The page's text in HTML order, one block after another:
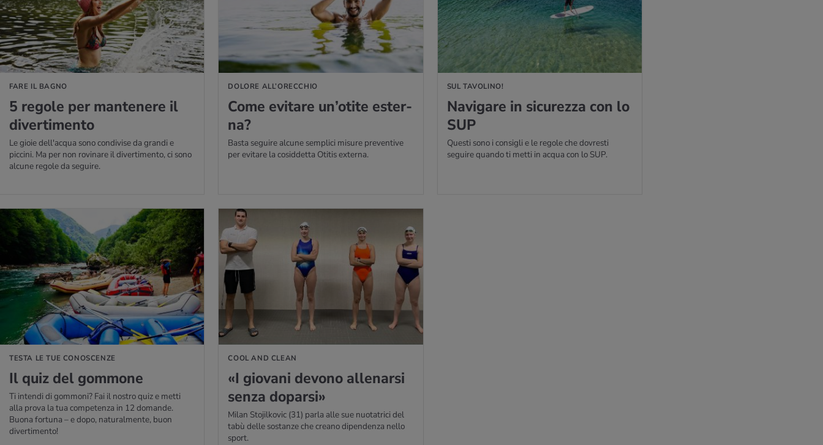
FARE IL BAGNO
5 re­go­le per man­te­ne­re il
di­ver­ti­men­to
Le gioie dell'acqua sono condivise da grandi e
piccini. Ma per non rovinare il divertimento, ci sono
alcune regole da seguire.
DI PIÙ
DOLORE ALL’ORECCHIO
Come evi­ta­re un’o­ti­te ester­
na?
Basta seguire alcune semplici misure preventive
per evitare la cosiddetta Otitis externa.
PER SAPERNE DI PIÙ
SUL TAVOLINO!
Na­vi­ga­re in si­cu­rez­za con lo
SUP
Questi sono i consigli e le regole che dovresti
seguire quando ti metti in acqua con lo SUP.
TESTA LE TUE CONOSCENZE
Il quiz del gom­mo­ne
Ti intendi di gommoni? Fai il nostro quiz e metti
alla prova la tua competenza in 12 domande.
Buona fortuna – e dopo, naturalmente, buon
divertimento!
DI PIÙ
COOL AND CLEAN
«I gio­va­ni de­vo­no al­le­nar­si
senza do­par­si»
Milan Stojilkovic (31) parla alle sue nuotatrici del
tabù delle sostanze che creano dipendenza nello
sport.